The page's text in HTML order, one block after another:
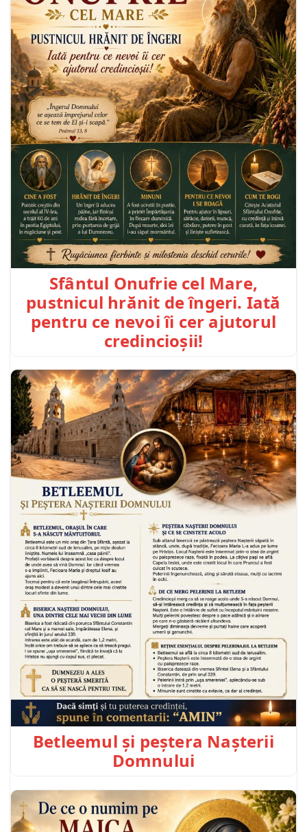
Sfântul Onufrie cel Mare,
pustnicul hrănit de îngeri. Iată
pentru ce nevoi îi cer ajutorul
credincioșii!
Betleemul și peștera Nașterii
Domnului